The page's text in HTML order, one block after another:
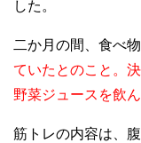
した。
二か月の間、食べ
ていたとのこと。
野菜ジュースを飲
筋トレの内容は、